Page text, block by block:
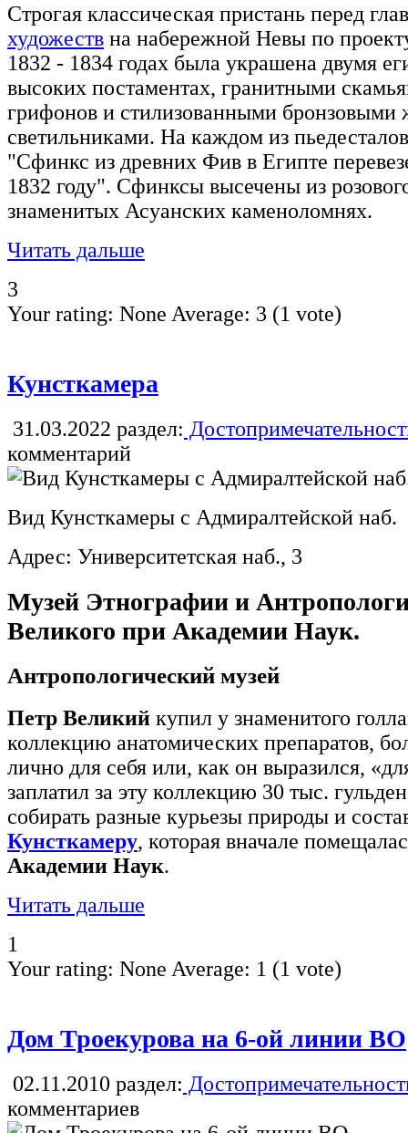
Строгая классическая пристань перед
художеств на набережной Невы по
1832 - 1834 годах была украшена двумя
высоких постаментах, гранитными
грифонов и стилизованными бронзовыми
светильниками. На каждом из
"Сфинкс из древних Фив в Египте
1832 году". Сфинксы высечены из
знаменитых Асуанских каменоломнях.
Читать дальше
3
Your rating: None Average: 3 (1 vote)
Кунсткамера
31.03.2022 раздел:
комментарий
Вид Кунсткамеры с Адмиралтейской наб.
Адрес: Университетская наб., 3
Музей Этнографии и
Великого при Академии Наук.
Антропологический музей
Петр Великий купил у знаменитого
коллекцию анатомических препаратов,
лично для себя или, как он выразился,
заплатил за эту коллекцию 30 тыс.
собирать разные курьезы природы и
Кунсткамеру, которая вначале
Академии Наук.
Читать дальше
1
Your rating: None Average: 1 (1 vote)
Дом Троекурова на 6-ой линии ВО
02.11.2010 раздел:
комментариев